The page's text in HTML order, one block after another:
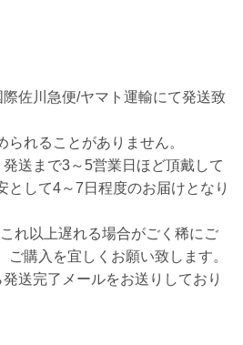
佐川急便/ヤマト運輸にて発送致
れることがありません。
送まで3～5営業日ほど頂戴して
として4～7日程度のお届けとなり
れ以上遅れる場合がごく稀にご
ご購入を宜しくお願い致します。
送完了メールをお送りしており